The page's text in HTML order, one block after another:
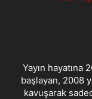
Yayın hayatına
başlayan, 2008
kavuşarak